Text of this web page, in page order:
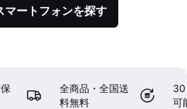
ートフォンを探す
全商品・全国送
料無料
30
可